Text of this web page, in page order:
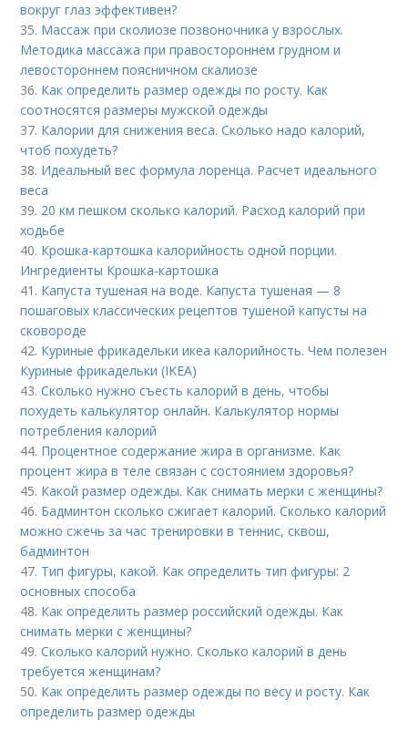
вокруг глаз эффективен?
35. Массаж при сколиозе позвоночника у взрослых.
Методика массажа при правостороннем грудном и
левостороннем поясничном скалиозе
36. Как определить размер одежды по росту. Как
соотносятся размеры мужской одежды
37. Калории для снижения веса. Сколько надо калорий,
чтоб похудеть?
38. Идеальный вес формула лоренца. Расчет идеального
веса
39. 20 км пешком сколько калорий. Расход калорий при
ходьбе
40. Крошка-картошка калорийность одной порции.
Ингредиенты Крошка-картошка
41. Капуста тушеная на воде. Капуста тушеная — 8
пошаговых классических рецептов тушеной капусты на
сковороде
42. Куриные фрикадельки икеа калорийность. Чем полезен
Куриные фрикадельки (IKEA)
43.Сколько нужно съесть калорий в день, чтобы
похудеть калькулятор онлайн. Калькулятор нормы
потребления калорий
44. Процентное содержание жира в организме. Как
процент жира в теле связан с состоянием здоровья?
45. Какой размер одежды. Как снимать мерки с женщины?
46. Бадминтон сколько сжигает калорий. Сколько калорий
можно сжечь за час тренировки в теннис, сквош,
бадминтон
47. Тип фигуры, какой. Как определить тип фигуры: 2
основных способа
48. Как определить размер российский одежды. Как
снимать мерки с женщины?
49.Сколько калорий нужно. Сколько калорий в день
требуется женщинам?
50. Как определить размер одежды по весу и росту. Как
определить размер одежды